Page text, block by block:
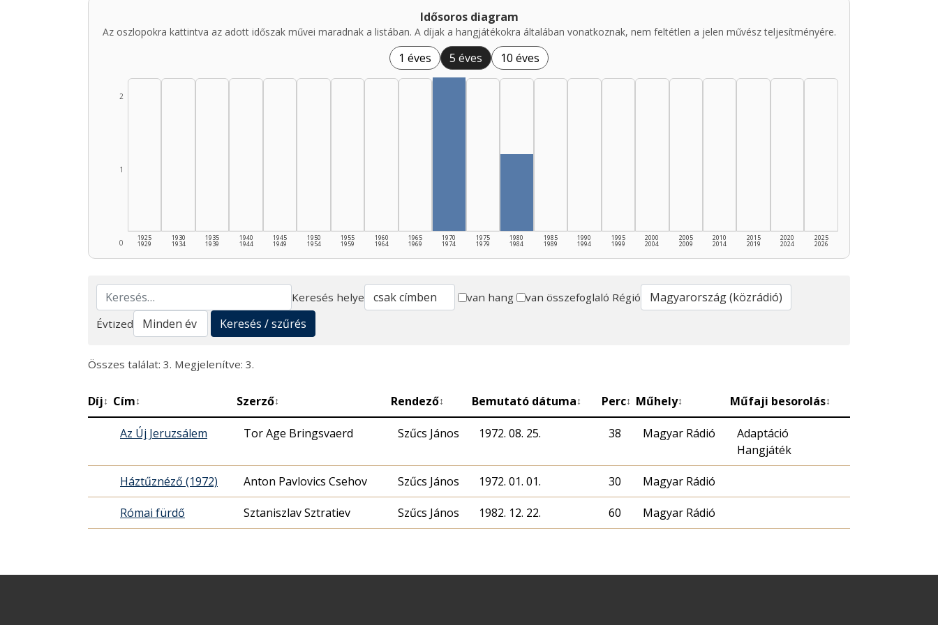
Idősoros diagram
Az oszlopokra kattintva az adott időszak művei maradnak a listában. A díjak a hangjátékokra általában vonatkoznak, nem feltétlen a jelen művész teljesítményére.
1 éves 5 éves 10 éves
0
1
2
1925
1929
1930
1934
1935
1939
1940
1944
1945
1949
1950
1954
1955
1959
1960
1964
1965
1969
1970
1974
1975
1979
1980
1984
1985
1989
1990
1994
1995
1999
2000
2004
2005
2009
2010
2014
2015
2019
2020
2024
2025
2026
Keresés
Keresés helye van hang van összefoglaló Régió
Évtized
Keresés / szűrés
Összes találat: 3. Megjelenítve: 3.
Díj↕ Cím↕ Szerző↕ Rendező↕ Bemutató dátuma↕ Perc↕ Műhely↕ Műfaji besorolás↕
Az Új Jeruzsálem Tor Age Bringsvaerd Szűcs János 1972. 08. 25. 38 Magyar Rádió
Adaptáció
Hangjáték
Háztűznéző (1972) Anton Pavlovics Csehov Szűcs János 1972. 01. 01. 30 Magyar Rádió
Római fürdő Sztaniszlav Sztratiev Szűcs János 1982. 12. 22. 60 Magyar Rádió